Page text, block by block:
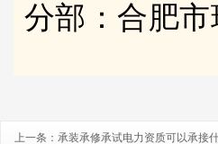
分部：合肥
上一条： 承装承修承试电力资质可以承接